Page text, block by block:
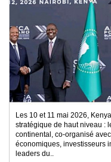
Les 10 et 11 mai 2026,
stratégique de haut niveau :
continental, co-organisé
économiques, investisseurs
leaders du..